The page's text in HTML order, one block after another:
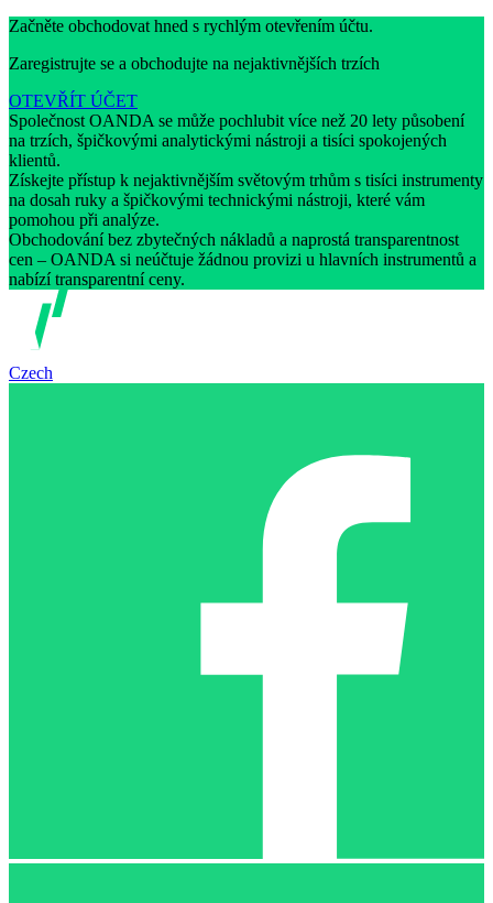
Začněte obchodovat hned s rychlým otevřením účtu.
Zaregistrujte se a obchodujte na nejaktivnějších trzích
OTEVŘÍT ÚČET
Společnost OANDA se může pochlubit více než 20 lety působení
na trzích, špičkovými analytickými nástroji a tisíci spokojených
klientů.
Získejte přístup k nejaktivnějším světovým trhům s tisíci instrumenty
na dosah ruky a špičkovými technickými nástroji, které vám
pomohou při analýze.
Obchodování bez zbytečných nákladů a naprostá transparentnost
cen – OANDA si neúčtuje žádnou provizi u hlavních instrumentů a
nabízí transparentní ceny.
Czech